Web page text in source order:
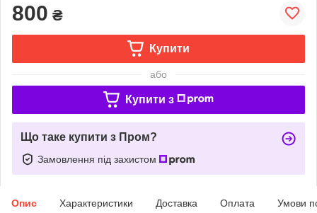
800 ₴
Купити
або
Купити з
Що таке купити з Пром?
Замовлення під захистом
Опис Характеристики Доставка Оплата Умови